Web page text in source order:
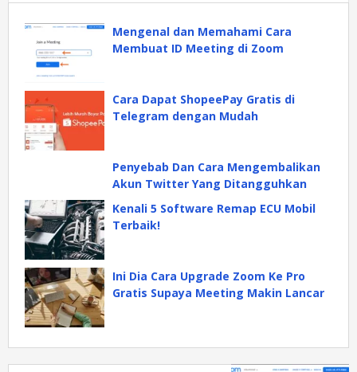
Mengenal dan Memahami Cara
Membuat ID Meeting di Zoom
Cara Dapat ShopeePay Gratis di
Telegram dengan Mudah
Penyebab Dan Cara Mengembalikan
Akun Twitter Yang Ditangguhkan
Kenali 5 Software Remap ECU Mobil
Terbaik!
Ini Dia Cara Upgrade Zoom Ke Pro
Gratis Supaya Meeting Makin Lancar